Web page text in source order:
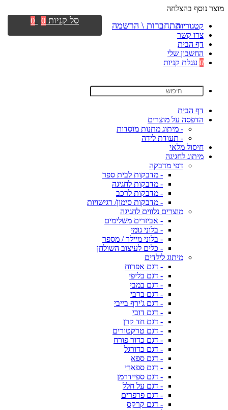
מוצר נוסף בהצלחה
קטגוריות
צרו קשר
דף הבית
החשבון שלי
0 עגלת קניות
דף הבית
הדפסה על מוצרים
- מיתוג מתנות מוסדות
- תעודת לידה
חיסול מלאי
מיתוג לחגיגה
דפי מדבקה
- מדבקות לבית ספר
- מדבקות לחגיגה
- מדבקות לרכב
- מדבקות סימון/ רגישויות
מוצרים נלווים לחגיגה
- אביזרים משלימים
- בלוני גומי
- בלוני מיילר / מספר
- כלים לעיצוב השולחן
מיתוג לילדים
- דגם אפרוח
- דגם בליפי
- דגם במבי
- דגם ברבי
- דגם ג'ירף בייבי
- דגם דובי
- דגם חד קרן
- דגם טרקטורים
- דגם כדור פורח
- דגם כדורגל
- דגם ספא
- דגם ספארי
- דגם ספיידרמן
- דגם על חלל
- דגם פרפרים
- דגם קרקס
התחברות \ הרשמה סל קניות 0
0